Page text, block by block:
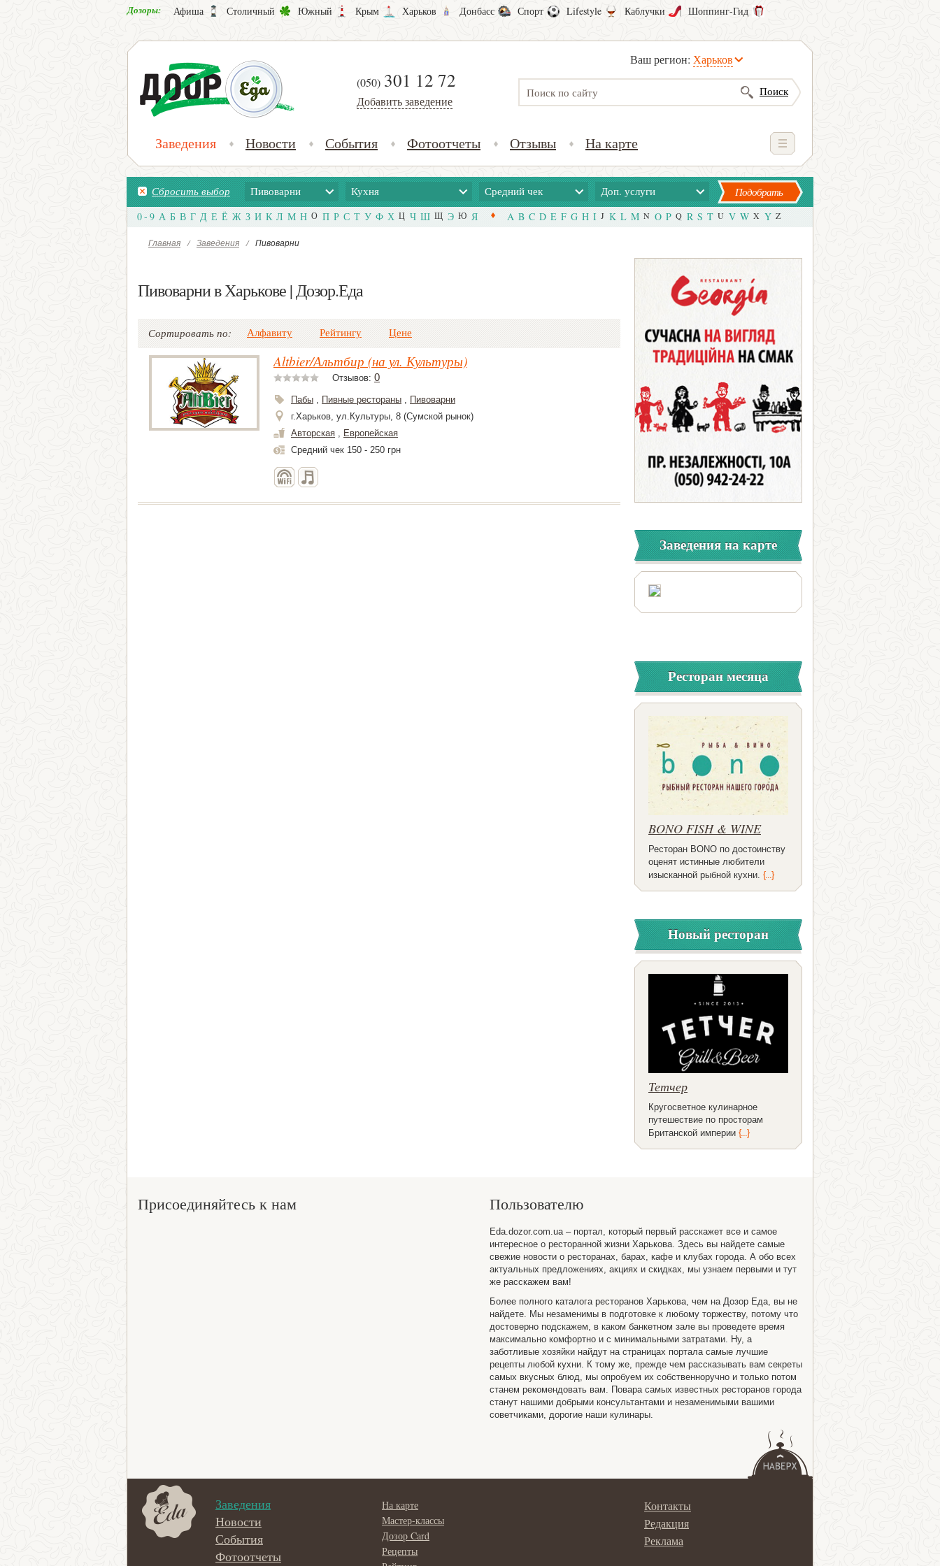
Дозоры: Афиша Столичный Южный Крым Харьков Донбасс Спорт Lifestyle Каблучки Шоппинг-Гид
Ваш регион: Харьков
(050) 301 12 72
Добавить заведение
Поиск
Заведения Новости События Фотоотчеты Отзывы На карте
Сбросить выбор Пивоварни Кухня Средний чек Доп. услуги Подобрать
0 - 9 А Б В Г Д Е Ё Ж З И К Л М Н О П Р С Т У Ф Х Ц Ч Ш Щ Э Ю Я A B C D E F G H I J K L M N O P Q R S T U V W X Y Z
Главная / Заведения / Пивоварни
Пивоварни в Харькове | Дозор.Еда
Сортировать по: Алфавиту Рейтингу Цене
Altbier/Альтбир (на ул. Культуры)
Отзывов: 0
Пабы , Пивные рестораны , Пивоварни
г.Харьков, ул.Культуры, 8 (Сумской рынок)
Авторская , Европейская
Средний чек 150 - 250 грн
Заведения на карте
Ресторан месяца
BONO FISH & WINE
Ресторан BONO по достоинству
оценят истинные любители
изысканной рыбной кухни. {...}
Новый ресторан
Тетчер
Кругосветное кулинарное
путешествие по просторам
Британской империи {...}
Присоединяйтесь к нам Пользователю
Eda.dozor.com.ua – портал, который первый расскажет все и самое
интересное о ресторанной жизни Харькова. Здесь вы найдете самые
свежие новости о ресторанах, барах, кафе и клубах города. А обо всех
актуальных предложениях, акциях и скидках, мы узнаем первыми и тут
же расскажем вам!
Более полного каталога ресторанов Харькова, чем на Дозор Еда, вы не
найдете. Мы незаменимы в подготовке к любому торжеству, потому что
достоверно подскажем, в каком банкетном зале вы проведете время
максимально комфортно и с минимальными затратами. Ну, а
заботливые хозяйки найдут на страницах портала самые лучшие
рецепты любой кухни. К тому же, прежде чем рассказывать вам секреты
самых вкусных блюд, мы опробуем их собственноручно и только потом
станем рекомендовать вам. Повара самых известных ресторанов города
станут нашими добрыми консультантами и незаменимыми вашими
советчиками, дорогие наши кулинары.
Заведения
Новости
События
Фотоотчеты
На карте
Мастер-классы
Дозор Card
Рецепты
Контакты
Редакция
Реклама